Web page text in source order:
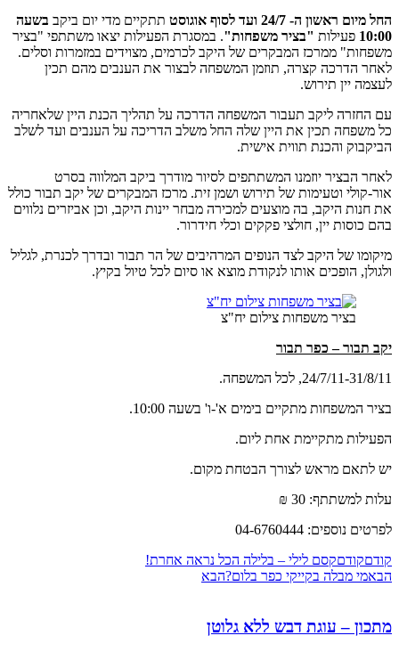
החל מיום ראשון ה- 24/7
ועד לסוף אוגוסט תתקיים מדי יום ביקב בשעה
10:00 פעילות "בציר משפחות". במסגרת הפעילות יצאו משתתפי "בציר
משפחות" ממרכז המבקרים של היקב לכרמים, מצוידים במזמרות וסלים.
לאחר הדרכה קצרה, תוזמן המשפחה לבצור את הענבים מהם תכין
לעצמה יין תירוש.
עם החזרה ליקב תעבור המשפחה הדרכה על תהליך הכנת היין שלאחריה
כל משפחה תכין את היין שלה החל משלב הדריכה על הענבים ועד לשלב
הביקבוק והכנת תווית אישית.
לאחר הבציר יוזמנו המשתתפים לסיור מודרך ביקב המלווה בסרט
אור-קולי וטעימות של תירוש ושמן זית. מרכז המבקרים של יקב תבור כולל
את חנות היקב, בה מוצעים למכירה מבחר יינות היקב, וכן אביזרים נלווים
בהם כוסות יין, חולצי פקקים וכלי חידרור.
מיקומו של היקב לצד הנופים המרהיבים של הר תבור ובדרך לכנרת, לגליל
ולגולן, הופכים אותו לנקודת מוצא או סיום לכל טיול בקיץ.
בציר משפחות צילום יח"צ
יקב תבור – כפר תבור
24/7/11-31/8/11, לכל המשפחה.
בציר המשפחות מתקיים בימים א'-ו' בשעה 10:00.
הפעילות מתקיימת אחת ליום.
יש לתאם מראש לצורך הבטחת מקום.
עלות למשתתף: 30 ₪
לפרטים נוספים: 04-6760444
קודםקודםקסם לילי – בלילה הכל נראה אחרת!
הבאמי מבלה בקייקי כפר בלום?הבא
מתכון – עוגת דבש ללא גלוטן